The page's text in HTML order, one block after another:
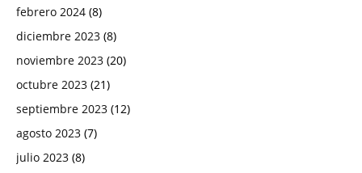
febrero 2024 (8)
diciembre 2023 (8)
noviembre 2023 (20)
octubre 2023 (21)
septiembre 2023 (12)
agosto 2023 (7)
julio 2023 (8)